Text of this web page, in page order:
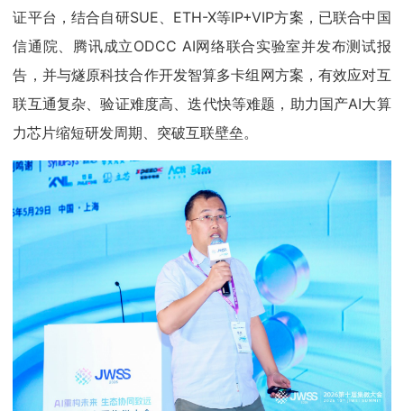
证平台，结合自研SUE、ETH-X等IP+VIP方案，已联合中国
信通院、腾讯成立ODCC AI网络联合实验室并发布测试报
告，并与燧原科技合作开发智算多卡组网方案，有效应对互
联互通复杂、验证难度高、迭代快等难题，助力国产AI大算
力芯片缩短研发周期、突破互联壁垒。